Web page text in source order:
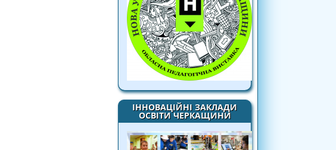
ІННОВАЦІЙНІ ЗАКЛАДИ
ОСВІТИ ЧЕРКАЩИНИ